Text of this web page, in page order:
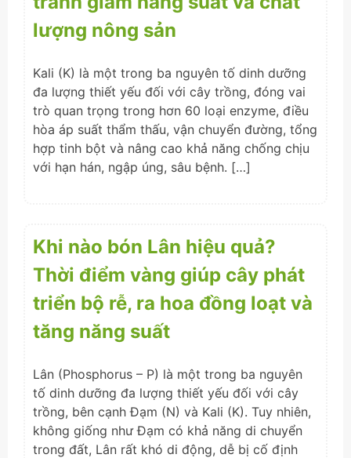
lượng nông sản
Kali (K) là một trong ba nguyên tố dinh dưỡng
đa lượng thiết yếu đối với cây trồng, đóng vai
trò quan trọng trong hơn 60 loại enzyme, điều
hòa áp suất thẩm thấu, vận chuyển đường, tổng
hợp tinh bột và nâng cao khả năng chống chịu
với hạn hán, ngập úng, sâu bệnh. […]
Khi nào bón Lân hiệu quả?
Thời điểm vàng giúp cây phát
triển bộ rễ, ra hoa đồng loạt và
tăng năng suất
Lân (Phosphorus – P) là một trong ba nguyên
tố dinh dưỡng đa lượng thiết yếu đối với cây
trồng, bên cạnh Đạm (N) và Kali (K). Tuy nhiên,
không giống như Đạm có khả năng di chuyển
trong đất, Lân rất khó di động, dễ bị cố định